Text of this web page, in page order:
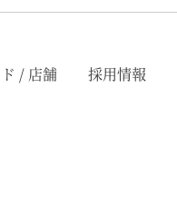
/ 店舗 採用情報